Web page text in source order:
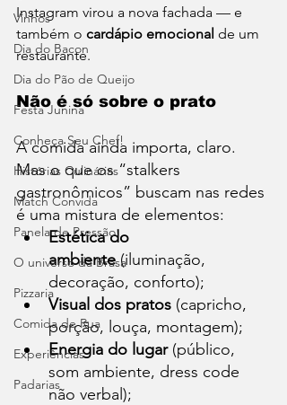
Vinhos
Dia do Bacon
Dia do Pão de Queijo
Festa Junina
Conheça Seu Chef!
Histórias Culinárias
Match Convida
Panela de Pressão
O universo da Brasa
Pizzaria
Comida de Rua
Experiências
Padarias
Instagram virou a nova fachada — e
também o cardápio emocional de um
restaurante.
Não é só sobre o prato
A comida ainda importa, claro.
Mas o que os “stalkers
gastronômicos” buscam nas redes
é uma mistura de elementos:
Estética do
ambiente (iluminação,
decoração, conforto);
Visual dos pratos (capricho,
porção, louça, montagem);
Energia do lugar (público,
som ambiente, dress code
não verbal);